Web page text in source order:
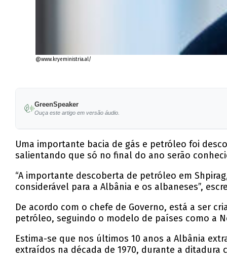
@www.kryeministria.al/
GreenSpeaker
Ouça este artigo em versão áudio.
Uma importante bacia de gás e petróleo foi
salientando que só no final do ano serão
“A importante descoberta de petróleo em
considerável para a Albânia e os albaneses”,
De acordo com o chefe de Governo, está a ser
petróleo, seguindo o modelo de países como a
Estima-se que nos últimos 10 anos a Albânia
extraídos na década de 1970, durante a ditadura